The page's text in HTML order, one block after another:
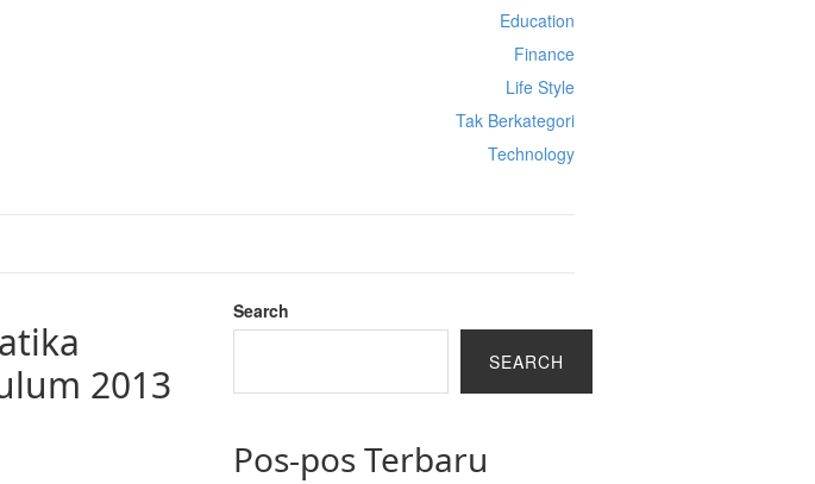
Education
Finance
Life Style
Tak Berkategori
Technology
2013
Search
SEARCH
Pos-pos Terbaru